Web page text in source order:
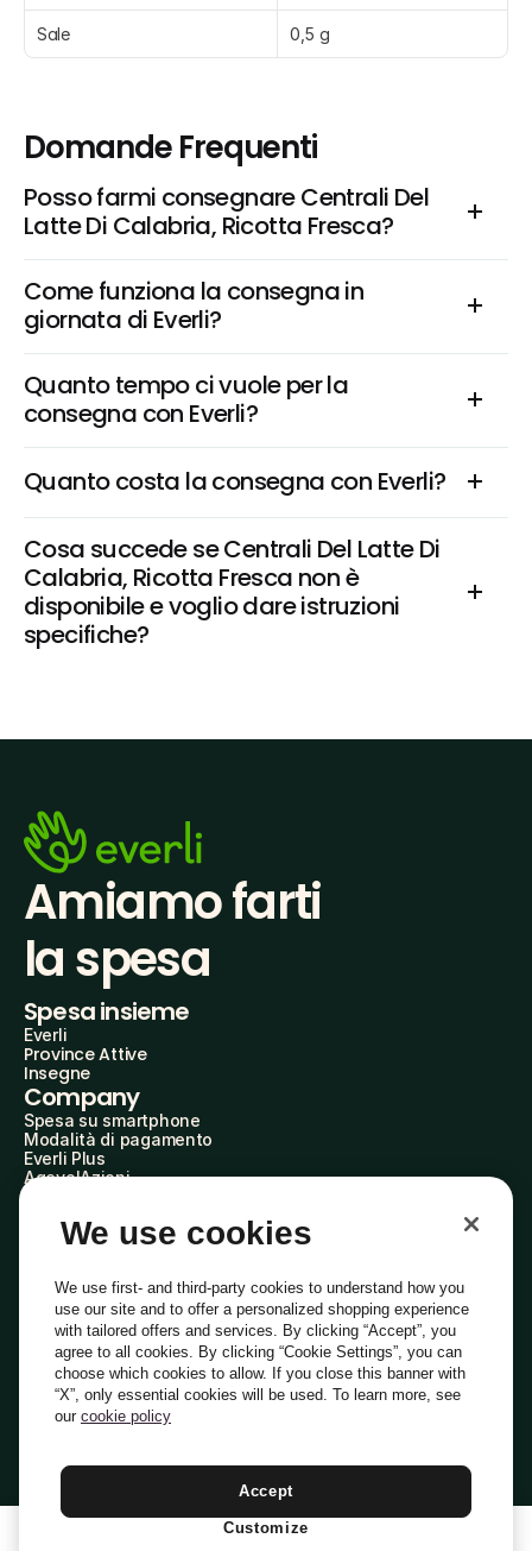
Sale 0,5 g
Domande Frequenti
Posso farmi consegnare Centrali Del
Latte Di Calabria, Ricotta Fresca?
Come funziona la consegna in
giornata di Everli?
Quanto tempo ci vuole per la
consegna con Everli?
Quanto costa la consegna con Everli?
Cosa succede se Centrali Del Latte Di
Calabria, Ricotta Fresca non è
disponibile e voglio dare istruzioni
specifiche?
Amiamo farti
la spesa
Spesa insieme
Everli
Province Attive
Insegne
Company
Spesa su smartphone
Modalità di pagamento
Everli Plus
AgevolAzioni
Everli Shoppers
Scopri chi siamo
Domande frequenti
Lavora con noi
Diventa Shopper
Investitori
PrivacyCookiePreferenze Cookie
Termini e Condizioni
Italiano
We use cookies
We use first- and third-party cookies to understand how you
use our site and to offer a personalized shopping experience
with tailored offers and services. By clicking “Accept”, you
agree to all cookies. By clicking “Cookie Settings”, you can
choose which cookies to allow. If you close this banner with
“X”, only essential cookies will be used. To learn more, see
our cookie policy
Accept
Customize